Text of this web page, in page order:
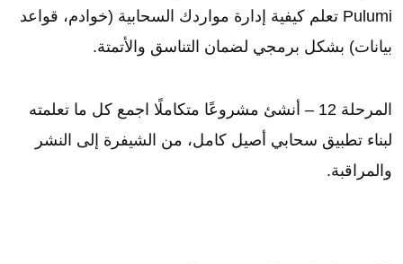
Pulumi تعلم كيفية إدارة مواردك السحابية (خوادم، قواعد
بيانات) بشكل برمجي لضمان التناسق والأتمتة.
المرحلة 12 – أنشئ مشروعًا متكاملًا اجمع كل ما تعلمته
لبناء تطبيق سحابي أصيل كامل، من الشيفرة إلى النشر
والمراقبة.